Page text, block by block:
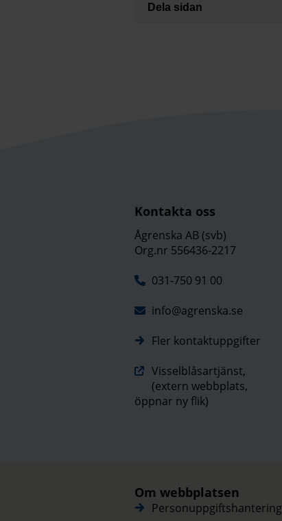
Dela sidan
Kontakta oss
Ågrenska AB (svb)
Org.nr 556436-2217
031-750 91 00
info@agrenska.se
Fler kontaktuppgifter
Visselblåsartjänst,
(extern webbplats,
öppnar ny flik)
Om webbplatsen
Personuppgiftshantering